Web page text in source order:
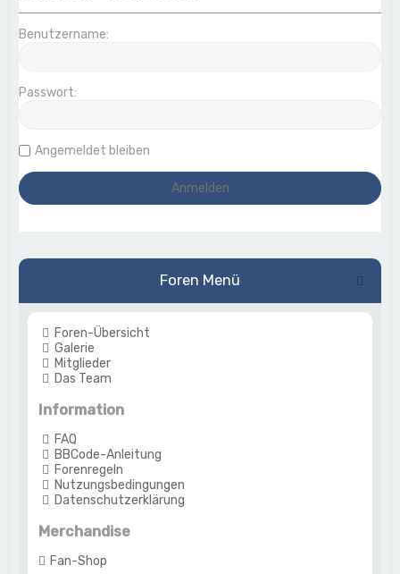
Benutzername:
Passwort:
Angemeldet bleiben
Foren Menü
Foren-Übersicht
Galerie
Mitglieder
Das Team
Information
FAQ
BBCode-Anleitung
Forenregeln
Nutzungsbedingungen
Datenschutzerklärung
Merchandise
Fan-Shop